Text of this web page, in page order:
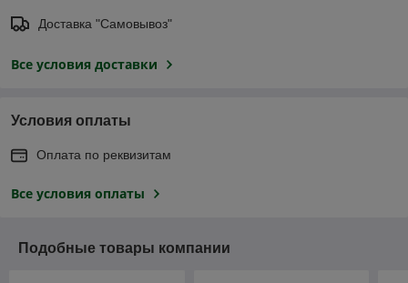
Доставка "Самовывоз"
Все условия доставки
Условия оплаты
Оплата по реквизитам
Все условия оплаты
Подобные товары компании